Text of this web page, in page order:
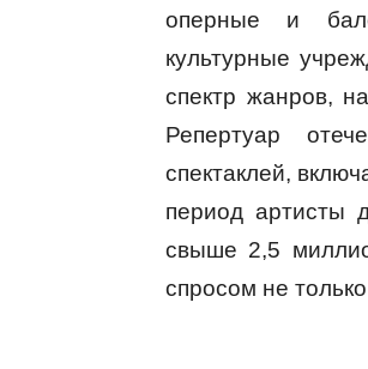
оперные и
культурные
спектр жанров,
Репертуар
спектаклей,
период артисты
свыше 2,5
спросом не